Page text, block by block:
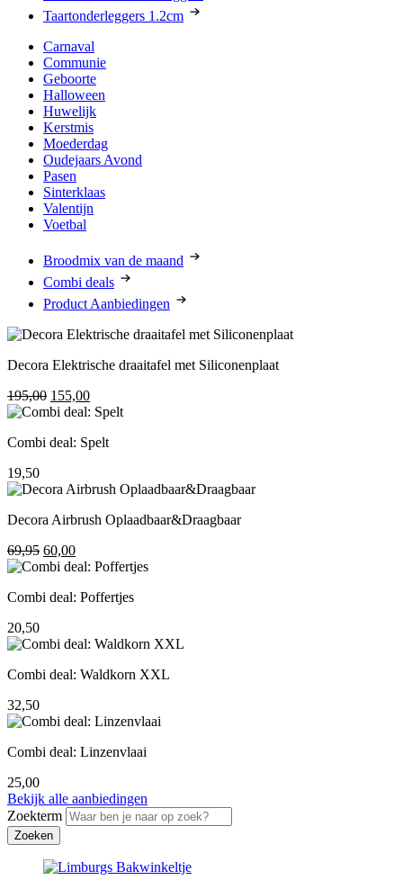
Taartonderleggers 1.2cm
Carnaval
Communie
Geboorte
Halloween
Huwelijk
Kerstmis
Moederdag
Oudejaars Avond
Pasen
Sinterklaas
Valentijn
Voetbal
Broodmix van de maand
Combi deals
Product Aanbiedingen
Decora Elektrische draaitafel met Siliconenplaat
195,00 Oorspronkelijke
prijs
195,00.
155,00Huidige
prijs
155,00.
Combi deal: Spelt
19,50
Decora Airbrush Oplaadbaar&Draagbaar
69,95 Oorspronkelijke
prijs
69,95.
60,00Huidige
prijs
60,00.
Combi deal: Poffertjes
20,50
Combi deal: Waldkorn XXL
32,50
Combi deal: Linzenvlaai
25,00
Bekijk alle aanbiedingen
Zoekterm